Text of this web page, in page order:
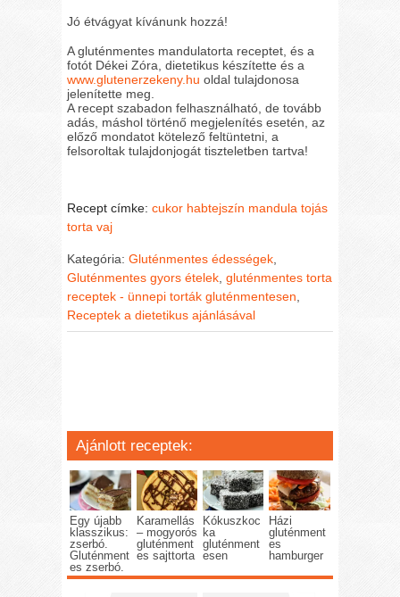
Jó étvágyat kívánunk hozzá!
A gluténmentes mandulatorta receptet, és a
fotót Dékei Zóra, dietetikus készítette és a
www.glutenerzekeny.hu oldal tulajdonosa
jelenítette meg.
A recept szabadon felhasználható, de tovább
adás, máshol történő megjelenítés esetén, az
előző mondatot kötelező feltüntetni, a
felsoroltak tulajdonjogát tiszteletben tartva!
Recept címke:cukor habtejszín mandula tojás
torta vaj
Kategória:Gluténmentes édességek,
Gluténmentes gyors ételek,gluténmentes torta
receptek - ünnepi torták gluténmentesen,
Receptek a dietetikus ajánlásával
Ajánlott receptek:
Egy újabb
klasszikus:
zserbó.
Gluténment
es zserbó.
Karamellás
– mogyorós
gluténment
es sajttorta
Kókuszkoc
ka
gluténment
esen
Házi
gluténment
es
hamburger